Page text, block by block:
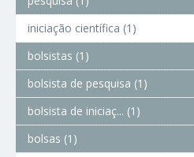
iniciação científica (1)
bolsistas (1)
bolsista de pesquisa (1)
bolsista de iniciaç... (1)
bolsas (1)